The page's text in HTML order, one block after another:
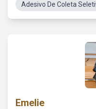
Adesivo De Coleta
Emelie